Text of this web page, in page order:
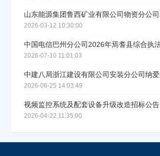
2026-03-12 10:30:00
2026-07-10 11:01:03
2026-06-25 14:03:49
视频监控系统及配套设备升级改造招标公告
2026-04-22 11:35:00